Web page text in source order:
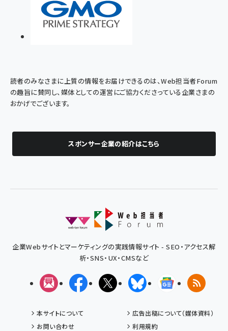
読者のみなさまに上質の情報をお届けできるのは、Web担当者Forum
の趣旨に賛同し、媒体としての運営にご協力くださっている企業さまの
おかげでございます。
スポンサー企業の紹介はこちら
企業Webサイトとマーケティングの実践情報サイト - SEO・アクセス解
析・SNS・UX・CMSなど
メルマガFacebookX(エックス)BlueskyGoogleニュ
RSS
本サイトについて
広告出稿について（媒体資料）
お問い合わせ
利用規約